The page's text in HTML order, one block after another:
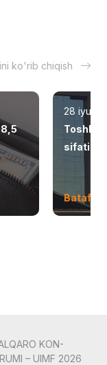
ko'rib chiqish
28 iyul
Batafsil
KON-
– UIMF 2026